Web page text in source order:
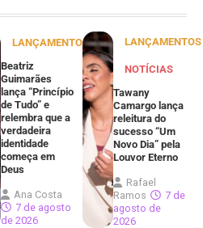
LANÇAMENTOS
Beatriz
Guimarães
lança “Princípio
de Tudo” e
relembra que a
verdadeira
identidade
começa em
Deus
Ana Costa
7 de agosto
de 2026
LANÇAMENTOS
NOTÍCIAS
Tawany
Camargo lança
releitura do
sucesso “Um
Novo Dia” pela
Louvor Eterno
Rafael
Ramos
7 de
agosto de
2026